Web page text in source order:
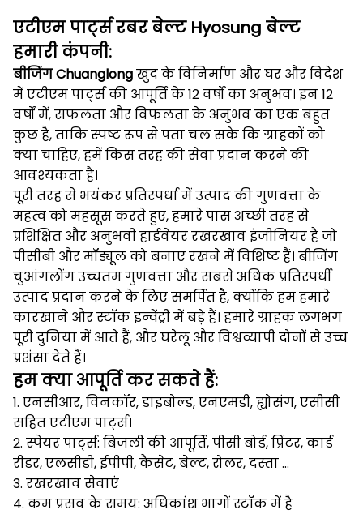
एटीएम पार्ट्स रबर बेल्ट Hyosung बेल्ट
हमारी कंपनी:
बीजिंग Chuanglongखुद के विनिर्माण और घर और विदेश
में एटीएम पार्ट्स की आपूर्ति के 12 वर्षों का अनुभव। इन 12
वर्षों में, सफलता और विफलता के अनुभव का एक बहुत
कुछ है, ताकि स्पष्ट रूप से पता चल सके कि ग्राहकों को
क्या चाहिए, हमें किस तरह की सेवा प्रदान करने की
आवश्यकता है।
पूरी तरह से भयंकर प्रतिस्पर्धा में उत्पाद की गुणवत्ता के
महत्व को महसूस करते हुए, हमारे पास अच्छी तरह से
प्रशिक्षित और अनुभवी हार्डवेयर रखरखाव इंजीनियर हैं जो
पीसीबी और मॉड्यूल को बनाए रखने में विशिष्ट हैं। बीजिंग
चुआंगलोंग उच्चतम गुणवत्ता और सबसे अधिक प्रतिस्पर्धी
उत्पाद प्रदान करने के लिए समर्पित है, क्योंकि हम हमारे
कारखाने और स्टॉक इन्वेंट्री में बड़े हैं। हमारे ग्राहक लगभग
पूरी दुनिया में आते हैं, और घरेलू और विश्वव्यापी दोनों से उच्च
प्रशंसा देते हैं।
हम क्या आपूर्ति कर सकते हैं:
1. एनसीआर, विनकॉर, डाइबोल्ड, एनएमडी, ह्योसंग, एसीसी
सहित एटीएम पार्ट्स।
2. स्पेयर पार्ट्स: बिजली की आपूर्ति, पीसी बोर्ड, प्रिंटर, कार्ड
रीडर, एलसीडी, ईपीपी, कैसेट, बेल्ट, रोलर, दस्ता ...
3. रखरखाव सेवाएं
4. कम प्रसव के समय: अधिकांश भागों स्टॉक में है